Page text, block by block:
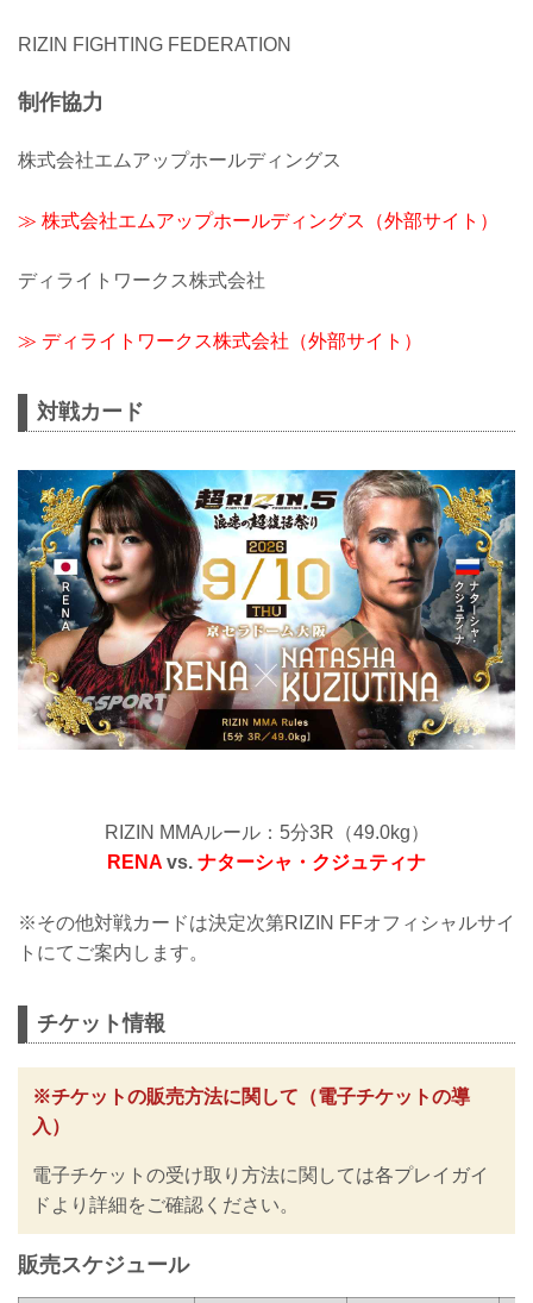
RIZIN FIGHTING FEDERATION
制作協力
株式会社エムアップホールディングス
≫ 株式会社エムアップホールディングス（外部サイト）
ディライトワークス株式会社
≫ ディライトワークス株式会社（外部サイト）
対戦カード
RIZIN MMAルール：5分3R（49.0kg）
RENA vs. ナターシャ・クジュティナ
※その他対戦カードは決定次第RIZIN FFオフィシャルサイ
トにてご案内します。
チケット情報
※チケットの販売方法に関して（電子チケットの導
入）
電子チケットの受け取り方法に関しては各プレイガイ
ドより詳細をご確認ください。
販売スケジュール